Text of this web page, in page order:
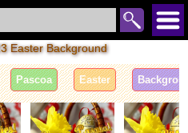
Easter Background
Pascoa Easter